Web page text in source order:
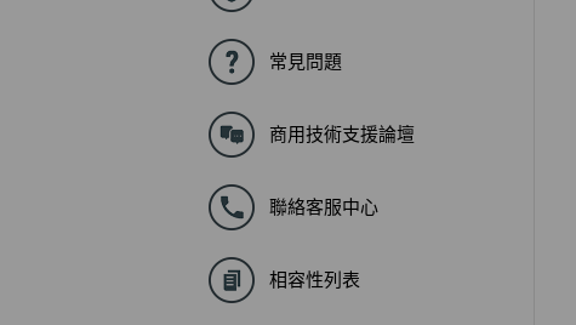
常見問題
商用技術支援論壇
聯絡客服中心
相容性列表